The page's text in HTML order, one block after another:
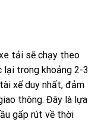
tải sẽ chạy theo
lại trong khoảng 2-3
xế duy nhất, đảm
thông. Đây là lựa
gấp rút về thời